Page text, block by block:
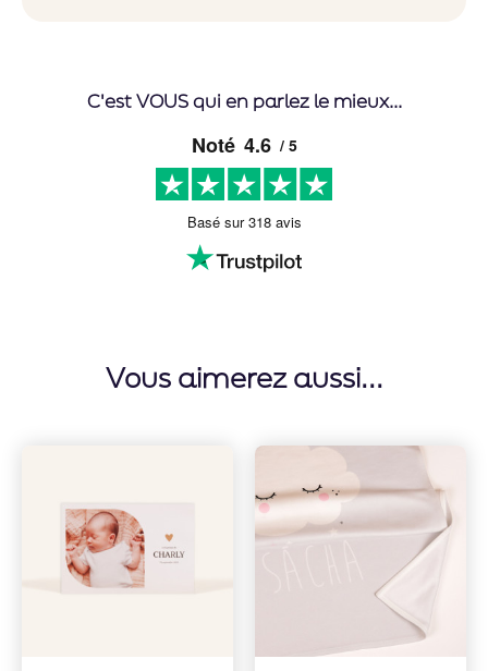
C'est VOUS qui en parlez le mieux...
Vous aimerez aussi...